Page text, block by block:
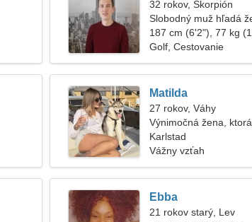
32 rokov, Škorpión
Slobodný muž hľadá
187 cm (6'2"), 77 kg
Golf, Cestovanie
Matilda
27 rokov, Váhy
Výnimočná žena,
Karlstad
Vážny vzťah
Ebba
21 rokov starý, Lev